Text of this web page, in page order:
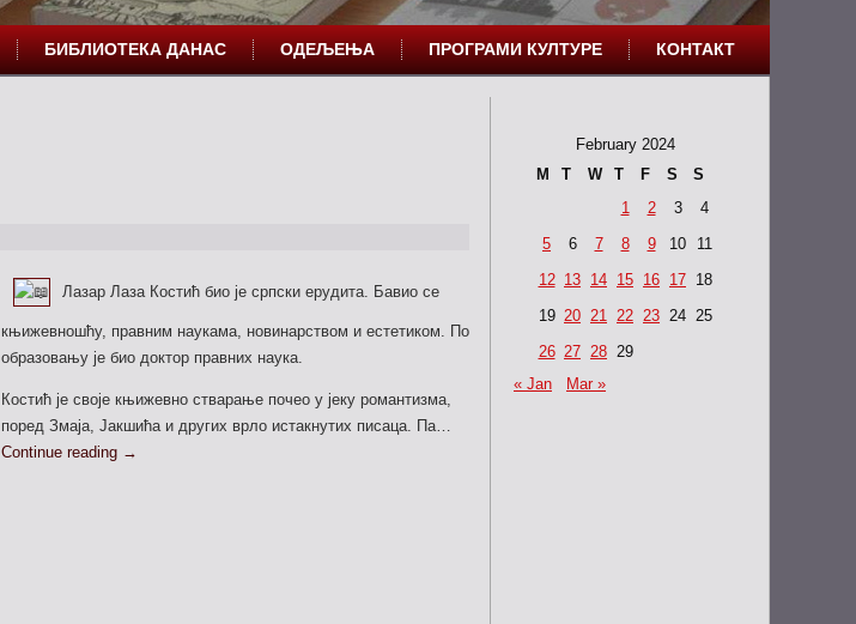
БИБЛИОТЕКА ДАНАС ОДЕЉЕЊА ПРОГРАМИ КУЛТУРЕ КОНТАКТ
Лазар Лаза Костић био је српски ерудита. Бавио се
књижевношћу, правним наукама, новинарством и естетиком. По
образовању је био доктор правних наука.
Костић је своје књижевно стварање почео у јеку романтизма,
поред Змаја, Јакшића и других врло истакнутих писаца. Па…
Continue reading →
February 2024
M
T W T F S
S
1
2 3
4
5
6 7 8 9 10
11
12 13 14 15 16 17 18
19 20 21 22 23 24 25
26 27 28 29
« Jan
Mar »